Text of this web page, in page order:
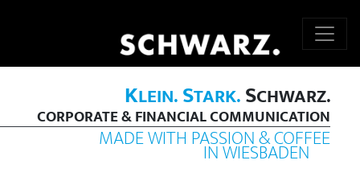
KLEIN.STARK.SCHWARZ.
CORPORATE & FINANCIAL COMMUNICATION
MADE WITH PASSION & COFFEE
IN WIESBADEN